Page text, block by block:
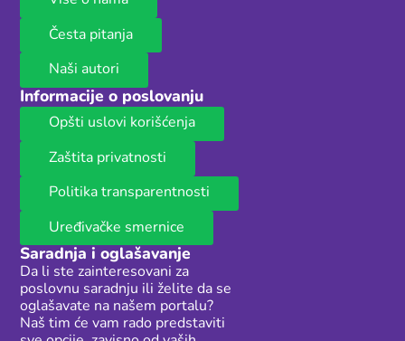
Česta pitanja
Naši autori
Informacije o poslovanju
Opšti uslovi korišćenja
Zaštita privatnosti
Politika transparentnosti
Uređivačke smernice
Saradnja i oglašavanje
Da li ste zainteresovani za
poslovnu saradnju ili želite da se
oglašavate na našem portalu?
Naš tim će vam rado predstaviti